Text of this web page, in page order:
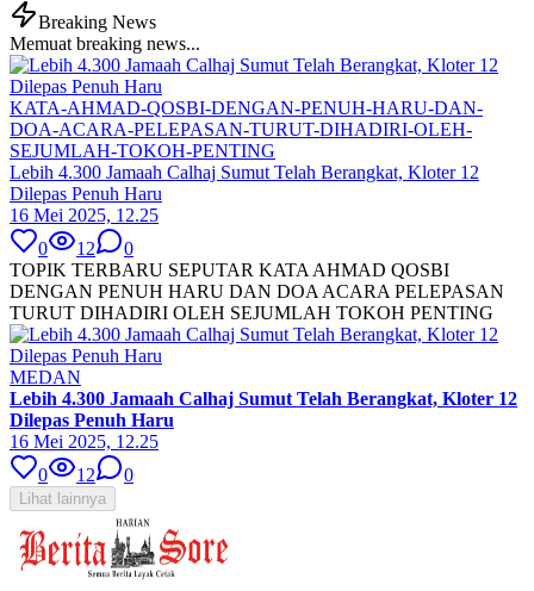
Breaking News
Memuat breaking news...
KATA-AHMAD-QOSBI-DENGAN-PENUH-HARU-DAN-
DOA-ACARA-PELEPASAN-TURUT-DIHADIRI-OLEH-
SEJUMLAH-TOKOH-PENTING
Lebih 4.300 Jamaah Calhaj Sumut Telah Berangkat, Kloter 12
Dilepas Penuh Haru
16 Mei 2025, 12.25
0
12
0
TOPIK TERBARU SEPUTAR KATA AHMAD QOSBI
DENGAN PENUH HARU DAN DOA ACARA PELEPASAN
TURUT DIHADIRI OLEH SEJUMLAH TOKOH PENTING
MEDAN
Lebih 4.300 Jamaah Calhaj Sumut Telah Berangkat, Kloter 12
Dilepas Penuh Haru
16 Mei 2025, 12.25
0
12 0
Lihat lainnya